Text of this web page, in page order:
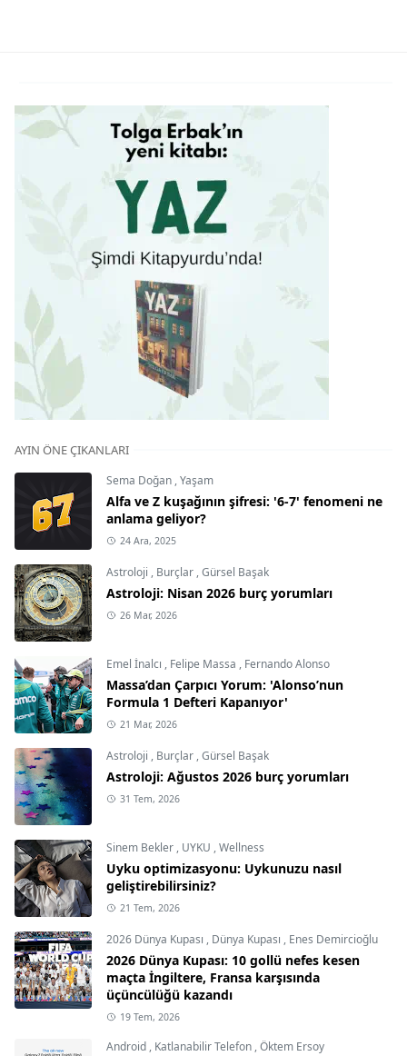
AYIN ÖNE ÇIKANLARI
Sema Doğan ,Yaşam
Alfa ve Z kuşağının şifresi: '6-7' fenomeni ne
anlama geliyor?
24 Ara, 2025
Astroloji , Burçlar ,Gürsel Başak
Astroloji: Nisan 2026 burç yorumları
26 Mar, 2026
Emel İnalcı , Felipe Massa , Fernando Alonso
Massa’dan Çarpıcı Yorum: 'Alonso’nun
Formula 1 Defteri Kapanıyor'
21 Mar, 2026
Astroloji , Burçlar ,Gürsel Başak
Astroloji: Ağustos 2026 burç yorumları
31 Tem, 2026
Sinem Bekler , UYKU ,Wellness
Uyku optimizasyonu: Uykunuzu nasıl
geliştirebilirsiniz?
21 Tem, 2026
2026 Dünya Kupası , Dünya Kupası , Enes Demircioğlu
2026 Dünya Kupası: 10 gollü nefes kesen
maçta İngiltere, Fransa karşısında
üçüncülüğü kazandı
19 Tem, 2026
Android , Katlanabilir Telefon ,Öktem Ersoy